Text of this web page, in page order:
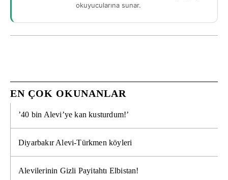
okuyucularına sunar.
EN ÇOK OKUNANLAR
’40 bin Alevi’ye kan kusturdum!’
Diyarbakır Alevi-Türkmen köyleri
Alevilerinin Gizli Payitahtı Elbistan!